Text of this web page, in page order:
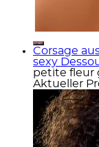
Corsage
sexy
petite fleur
Aktueller